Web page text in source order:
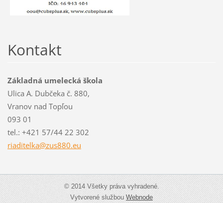
Kontakt
Základná umelecká škola
Ulica A. Dubčeka č. 880,
Vranov nad Topľou
093 01
tel.: +421 57/44 22 302
riaditelka@zus880.eu
© 2014 Všetky práva vyhradené.
Vytvorené službouWebnode